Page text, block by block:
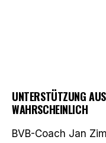
UNTERSTÜTZUNG
WAHRSCHEINLICH
BVB-Coach Jan